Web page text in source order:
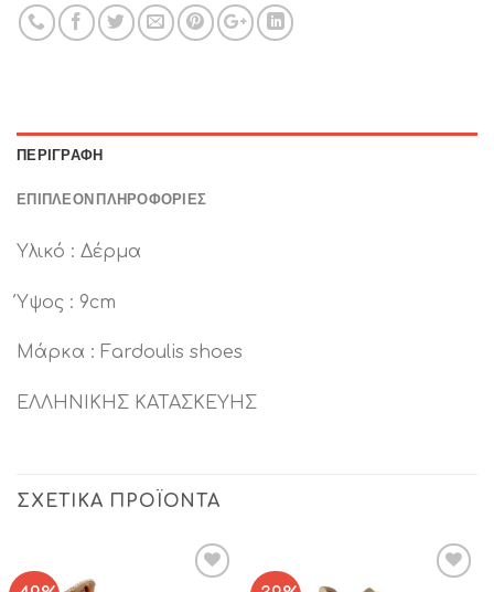
ΠΕΡΙΓΡΑΦΉ
ΕΠΙΠΛΈΟΝ ΠΛΗΡΟΦΟΡΊΕΣ
Υλικό : Δέρμα
Ύψος : 9cm
Μάρκα : Fardoulis shoes
ΕΛΛΗΝΙΚΗΣ ΚΑΤΑΣΚΕΥΗΣ
ΣΧΕΤΙΚΆ ΠΡΟΪΌΝΤΑ